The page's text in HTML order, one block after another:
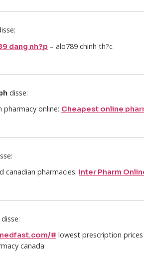
dang nh?p – alo789 chinh th?c
disse:
pharmacy online: Cheapest online
canadian pharmacies: Inter Pharm
disse:
# lowest prescription
canada